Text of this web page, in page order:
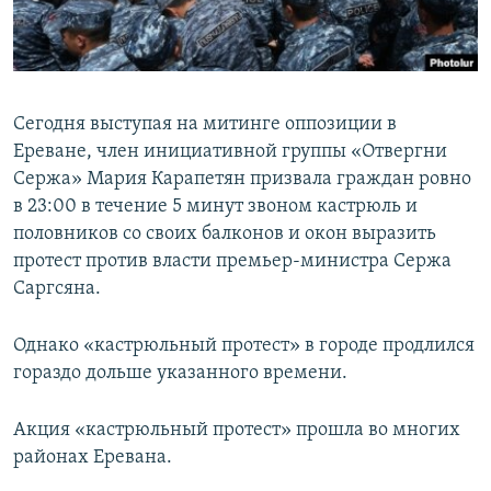
Հայերեն
English
Русский
Все сайты Радио Азатутюн
Сегодня выступая на митинге оппозиции в
Ереване, член инициативной группы «Отвергни
Сержа» Мария Карапетян призвала граждан ровно
в 23:00 в течение 5 минут звоном кастрюль и
половников со своих балконов и окон выразить
протест против власти премьер-министра Сержа
Саргсяна.
Однако «кастрюльный протест» в городе продлился
гораздо дольше указанного времени.
Акция «кастрюльный протест» прошла во многих
районах Еревана.